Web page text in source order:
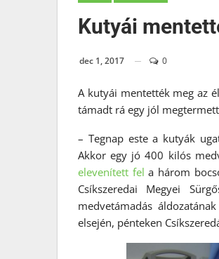
Kutyái
dec 1, 2017 0
A kutyái mentették meg az
támadt rá egy jól
– Tegnap este a kutyák
Akkor egy jó 400 kilós
elevenített fel a három
Csíkszeredai Megyei
medvetámadás
elsején, pénteken